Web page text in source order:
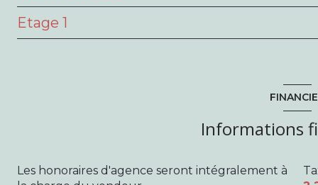
entrée
Placard
Etage 1
chambre
Informations
Les honoraires d'agence seront intégralement à